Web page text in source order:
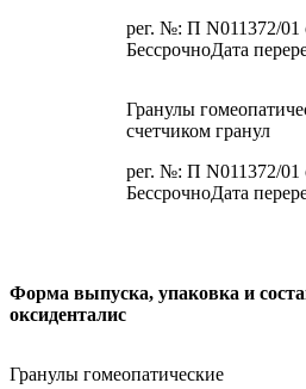
рег. №: П N011372/01
БессрочноДата
Гранулы
счетчиком гранул
рег. №: П N011372/01
БессрочноДата
Форма выпуска, упаковка и
оксиденталис
Гранулы гомеопатические